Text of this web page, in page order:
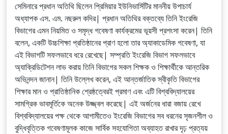
সেমিনারে প্রধান অতিথি ছিলেন প্রিমিয়ার ইউনিভার্সিটির মাননীয় উপাচার্য
অধ্যাপক এস. এম. নছরুল কদির| প্রধান অতিথির বক্তব্যে তিনি ইংরেজি
বিভাগের এমন নিয়মিত ও সমৃদ্ধ গবেষণা কার্যক্রমের ভূয়সী প্রশংসা করেন| তিনি
বলেন, একটি উচ্চশিক্ষা প্রতিষ্ঠানের প্রাণ হলো তার অ্যাকাডেমিক গবেষণা, যা
এই বিভাগটি সফলভাবে ধরে রেখেছে| সম্প্রতি ইংরেজি বিভাগ সফলভাবে
অ্যাক্রিডিটেশন লাভ করায় তিনি বিভাগের সকল শিক্ষক ও শিক্ষার্থীকে আন্তরিক
অভিনন্দন জানান| তিনি উল্লেখ করেন, এই আন্তর্জাতিক স্বীকৃতি বিভাগের
শিক্ষার মান ও প্রাতিষ্ঠানিক শ্রেষ্ঠত্বেরই প্রমাণ এবং এটি বিশ্ববিদ্যালয়ের
সামগ্রিক ভাবমূর্তিকে অনেক উজ্জ্বল করেছে| এই অর্জনের ধারা বজায় রেখে
বিশ্ববিদ্যালয়ের পক্ষ থেকে আগামীতেও ইংরেজি বিভাগের সব ধরনের সৃজনশীল ও
বুদ্ধিবৃত্তিক গবেষণামূলক কাজে সার্বিক সহযোগিতা অব্যাহত রাখার দৃঢ় প্রত্যয়